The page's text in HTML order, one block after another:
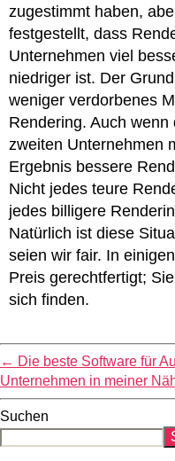
zugestimmt haben,
festgestellt, dass
Unternehmen viel
niedriger ist. Der
weniger verdorbenes
Rendering. Auch
zweiten Unternehmen
Ergebnis bessere
Nicht jedes teure
jedes billigere
Natürlich ist diese
seien wir fair. In
Preis gerechtfertigt;
sich finden.
← Die beste Software für
Unternehmen in meiner
Suchen